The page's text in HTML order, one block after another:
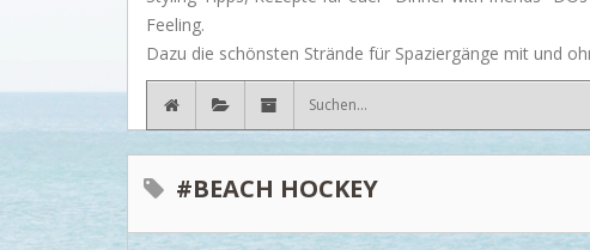
Feeling.
Dazu die schönsten Strände für Spaziergänge mit und
#BEACH HOCKEY